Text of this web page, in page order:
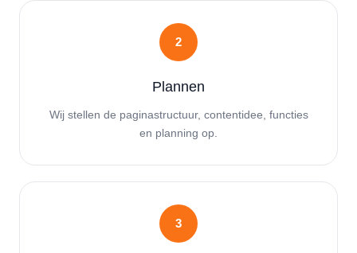
2
Plannen
Wij stellen de paginastructuur, contentidee, functies
en planning op.
3